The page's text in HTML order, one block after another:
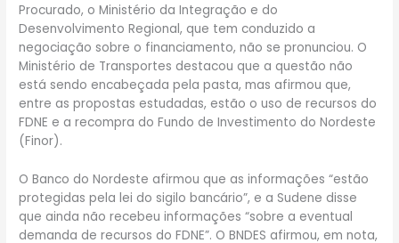
Procurado, o Ministério da Integração e do
Desenvolvimento Regional, que tem conduzido a
negociação sobre o financiamento, não se pronunciou. O
Ministério de Transportes destacou que a questão não
está sendo encabeçada pela pasta, mas afirmou que,
entre as propostas estudadas, estão o uso de recursos do
FDNE e a recompra do Fundo de Investimento do Nordeste
(Finor).
O Banco do Nordeste afirmou que as informações “estão
protegidas pela lei do sigilo bancário”, e a Sudene disse
que ainda não recebeu informações “sobre a eventual
demanda de recursos do FDNE”. O BNDES afirmou, em nota,